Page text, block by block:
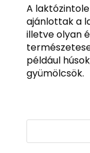
A
ajánlottak a
illetve olyan
például
gyümölcsök.